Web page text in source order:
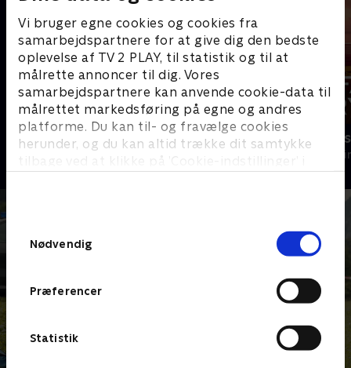
Vi bruger egne cookies og cookies fra
samarbejdspartnere for at give dig den bedste
oplevelse af TV 2 PLAY, til statistik og til at
målrette annoncer til dig. Vores
samarbejdspartnere kan anvende cookie-data til
målrettet markedsføring på egne og andres
platforme. Du kan til- og fravælge cookies
herunder, og du kan altid trække dit samtykke
tilbage ved at klikke på ’Cookie-indstillinger’ i
Nødvendig
Præferencer
Statistik
Mord på Mallorca
Krimi & Spænding • 2 sæsoner
Farligt
Krimi &